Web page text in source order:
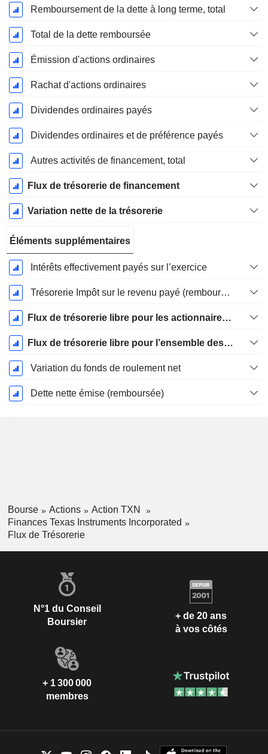
Remboursement de la dette à long terme, total
Total de la dette remboursée
Émission d'actions ordinaires
Rachat d'actions ordinaires
Dividendes ordinaires payés
Dividendes ordinaires et de préférence payés
Autres activités de financement, total
Flux de trésorerie de financement
Variation nette de la trésorerie
Éléments supplémentaires
Intérêts effectivement payés sur l’exercice
Trésorerie Impôt sur le revenu payé (remboursement)Impôt effectivement payé (remboursé) sur l’exercice
Flux de trésorerie libre pour les actionnaires FCFE
Flux de trésorerie libre pour l’ensemble des pourvoyeurs de fonds (créanciers et actionnaires) FCFF
Variation du fonds de roulement net
Dette nette émise (remboursée)
Bourse Actions
Action TXN
Finances Texas Instruments Incorporated
Flux de Trésorerie
N°1 du Conseil
Boursier
+ de 20 ans
à vos côtés
+ 1 300 000
membres